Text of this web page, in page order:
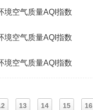
境空气质量AQI指数
境空气质量AQI指数
境空气质量AQI指数
13 14 15 16